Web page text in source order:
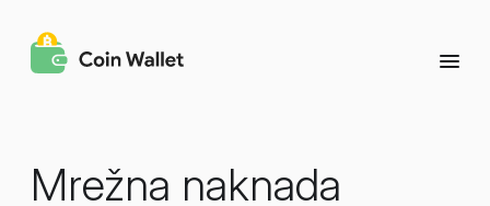
Mrežna naknada